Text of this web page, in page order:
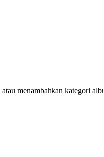
menambahkan kategori